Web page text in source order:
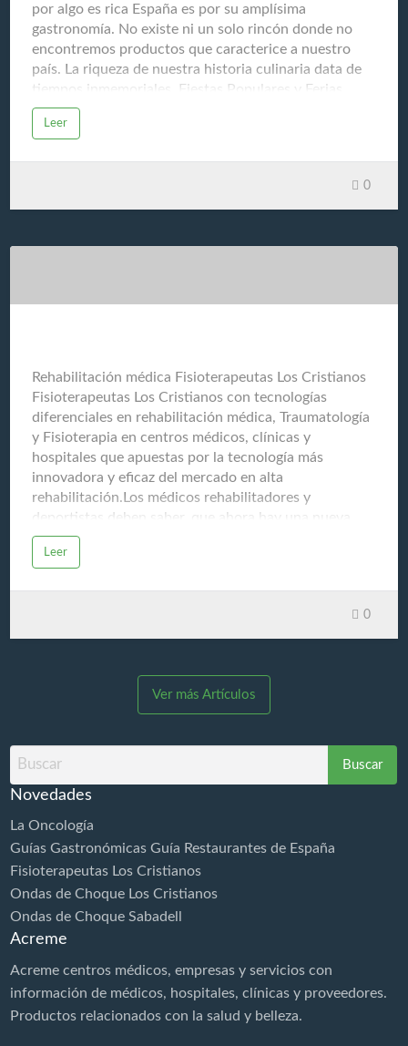
por algo es rica España es por su amplísima
gastronomía. No existe ni un solo rincón donde no
encontremos productos que caracterice a nuestro
país. La riqueza de nuestra historia culinaria data de
tiempos inmemoriales. Fiestas Populares y Ferias
Gastronómicas son la fuente de nuestra memoria
ancestral. El respeto que sentimos hacia nuestros
educación del paladar. Debido al gran entusiasmo que
provoca nuestra cocina en el resto del mundo, nos
culinario y que se muestra a través de esta completa
experiencia de chefs, restauradores (restaurantes
Leer
0
Rehabilitación médica Fisioterapeutas Los Cristianos
Fisioterapeutas Los Cristianos con tecnologías
diferenciales en rehabilitación médica, Traumatología
y Fisioterapia en centros médicos, clínicas y
hospitales que apuestas por la tecnología más
innovadora y eficaz del mercado en alta
rehabilitación.Los médicos rehabilitadores y
deportistas deben saber, que ahora hay una nueva
tecnología de última generación capaz de recuperar al
deportista en menor tiempo y sin dolor, esa
perder mucho tiempo en su recuperación y la es una
herramienta de gran Evolución Post Trauma. La
post trauma en fase aguda permitiendo la rápida
estabilización de los tejidos y la aceleración de los
procesos de reparación. MUCHO MÁS QUE UNA
20! Los especialistas rehabilitadores médicos y
Leer
0
Ver más Artículos
Buscar
Novedades
La Oncología
Guías Gastronómicas Guía Restaurantes de España
Fisioterapeutas Los Cristianos
Ondas de Choque Los Cristianos
Ondas de Choque Sabadell
Acreme
Acreme centros médicos, empresas y servicios con
información de médicos, hospitales, clínicas y proveedores.
Productos relacionados con la salud y belleza.